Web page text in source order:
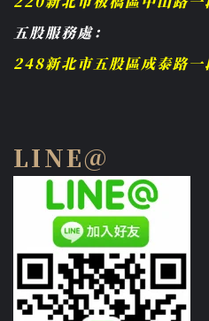
五股服務處：
248新北市五股區成泰路
LINE@